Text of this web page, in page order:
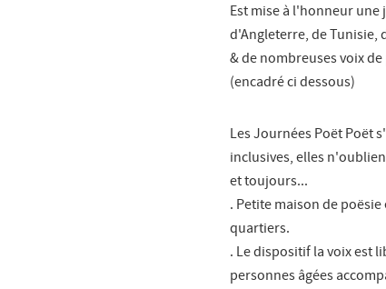
Est mise à l'honneur une
d'Angleterre, de Tunisie,
& de nombreuses voix
(encadré ci dessous)
Les Journées Poët Poët
inclusives, elles
et toujours...
. Petite maison de
quartiers.
. Le dispositif la voix est
personnes âgées